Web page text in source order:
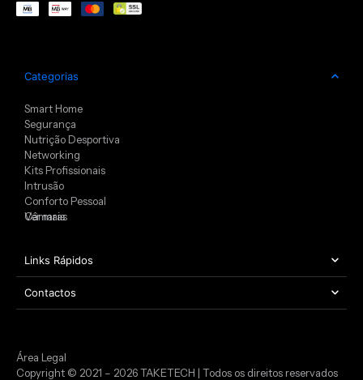
Categorias
Smart Home
Segurança
Nutrição Desportiva
Networking
Kits Profissionais
Intrusão
Conforto Pessoal
Câmaras
Ver mais
Links Rápidos
Contactos
Copyright © 2021 – 2026 TAKETECH | Todos os direitos reservados
Área Legal